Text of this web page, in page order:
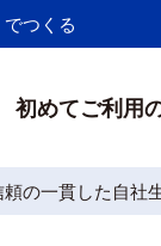
つくる
初めてご利用
の一貫した自社